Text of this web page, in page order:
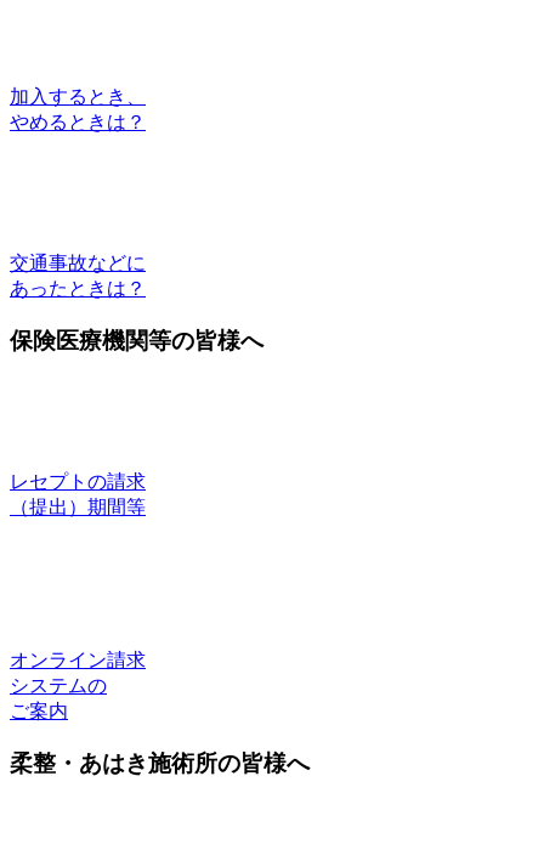
加入するとき、
やめるときは？
交通事故などに
あったときは？
保険医療機関等の皆様へ
レセプトの請求
（提出）期間等
オンライン請求
システムの
ご案内
柔整・あはき施術所の皆様へ